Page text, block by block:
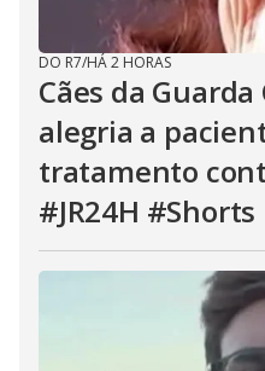
DO R7/HÁ 2 HORAS
Cães da
alegria a
tratamento
#JR24H #Shorts